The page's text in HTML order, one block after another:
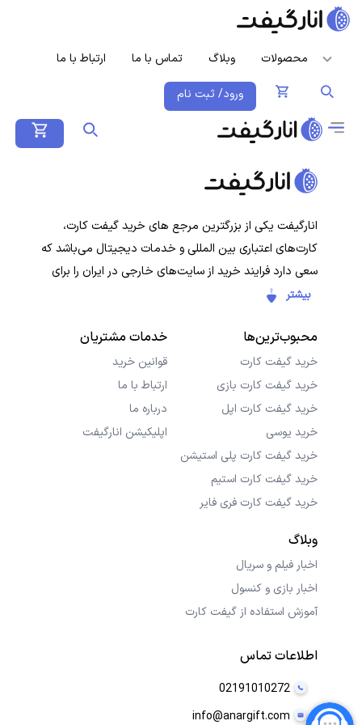
محصولات وبلاگ تماس با ما ارتباط با ما
ورود/ ثبت نام
انارگیفت یکی از بزرگترین مرجع های خرید گیفت کارت،
کارت‌های اعتباری بین المللی و خدمات دیجیتال می‌باشد که
سعی دارد فرایند خرید از سایت‌های خارجی در ایران را برای
کاربران ایرانی ساده‌تر کند. هدف ما ارائه تجربه‌ای سریع، امن و
کاربران با خیال راحت خرید کنند و در کمترین زمان دریافت
کنند.
بیشتر
محبوب‌ترین‌ها
خرید گیفت کارت
خرید گیفت کارت بازی
خرید گیفت کارت اپل
خرید یوسی
خرید گیفت کارت پلی استیشن
خرید گیفت کارت استیم
خرید گیفت کارت فری فایر
خدمات مشتریان
قوانین خرید
ارتباط با ما
درباره ما
اپلیکیشن انارگیفت
وبلاگ
اخبار فیلم و سریال
اخبار بازی و کنسول
آموزش استفاده از گیفت کارت
اطلاعات تماس
02191010272
info@anargift.com